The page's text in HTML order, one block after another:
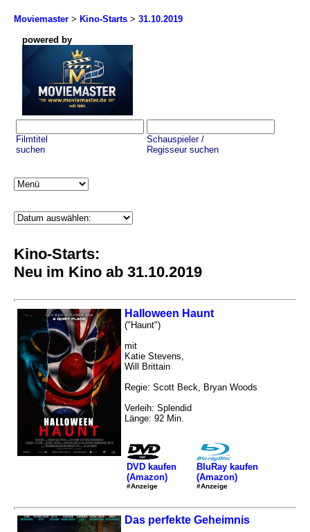
Moviemaster > Kino-Starts > 31.10.2019
powered by
Filmtitel
suchen
Schauspieler /
Regisseur suchen
Kino-Starts:
Neu im Kino ab 31.10.2019
Halloween Haunt
("Haunt")
mit
Katie Stevens,
Will Brittain
Regie: Scott Beck, Bryan Woods
Verleih: Splendid
Länge: 92 Min.
DVD kaufen
(Amazon)
#Anzeige
BluRay kaufen
(Amazon)
#Anzeige
Das perfekte Geheimnis